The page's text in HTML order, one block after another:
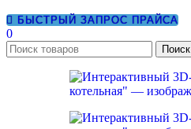
БЫСТРЫЙ ЗАПРОС ПРАЙСА
0
Поиск